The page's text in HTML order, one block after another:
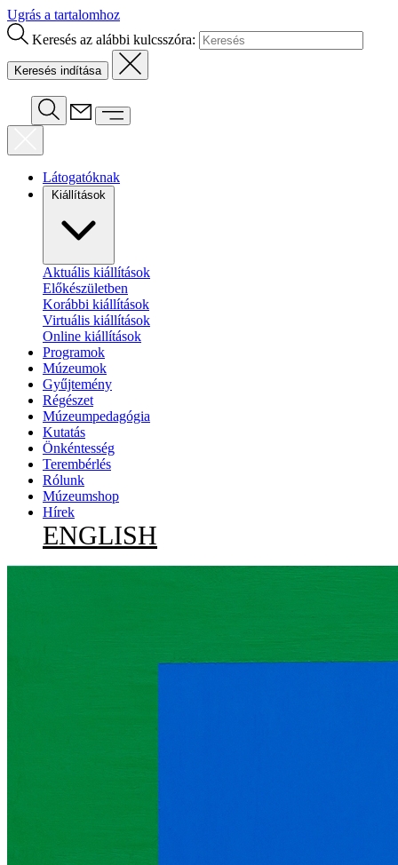
Ugrás a tartalomhoz
Keresés az alábbi kulcsszóra:
Látogatóknak
Kiállítások
Aktuális kiállítások
Előkészületben
Korábbi kiállítások
Virtuális kiállítások
Online kiállítások
Programok
Múzeumok
Gyűjtemény
Régészet
Múzeumpedagógia
Kutatás
Önkéntesség
Terembérlés
Rólunk
Múzeumshop
Hírek
ENGLISH